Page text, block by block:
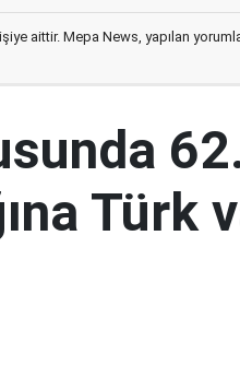
aittir. Mepa News, yapılan
Türk